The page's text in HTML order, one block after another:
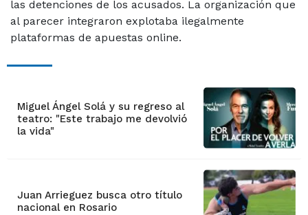
las detenciones de los acusados. La organización que
al parecer integraron explotaba ilegalmente
plataformas de apuestas online.
Miguel Ángel Solá y su regreso al
teatro: "Este trabajo me devolvió
la vida"
Juan Arrieguez busca otro título
nacional en Rosario